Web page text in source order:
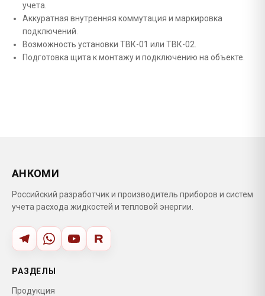
учета.
Аккуратная внутренняя коммутация и маркировка
подключений.
Возможность установки ТВК-01 или ТВК-02.
Подготовка щита к монтажу и подключению на объекте.
АНКОМИ
Российский разработчик и производитель приборов и систем
учета расхода жидкостей и тепловой энергии.
РАЗДЕЛЫ
Продукция